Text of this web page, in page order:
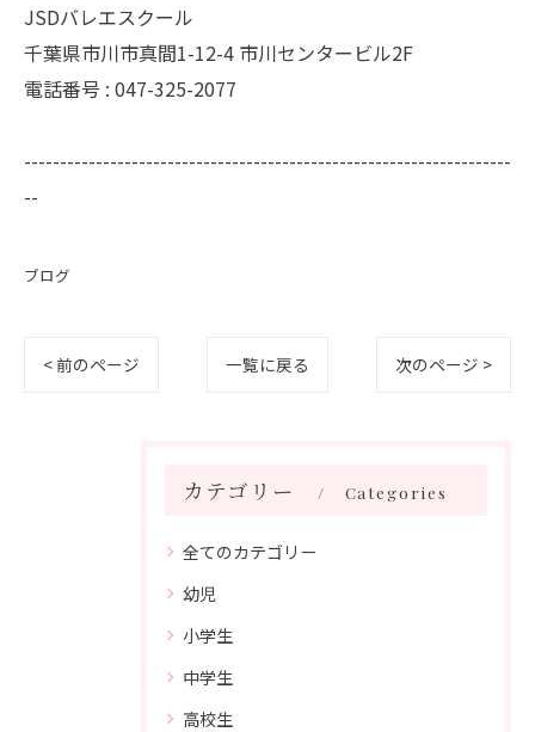
JSDバレエスクール
千葉県市川市真間1-12-4 市川センタービル2F
電話番号 : 047-325-2077
--------------------------------------------------------------------
--
ブログ
< 前のページ 一覧に戻る 次のページ >
カテゴリー Categories
全てのカテゴリー
幼児
小学生
中学生
高校生